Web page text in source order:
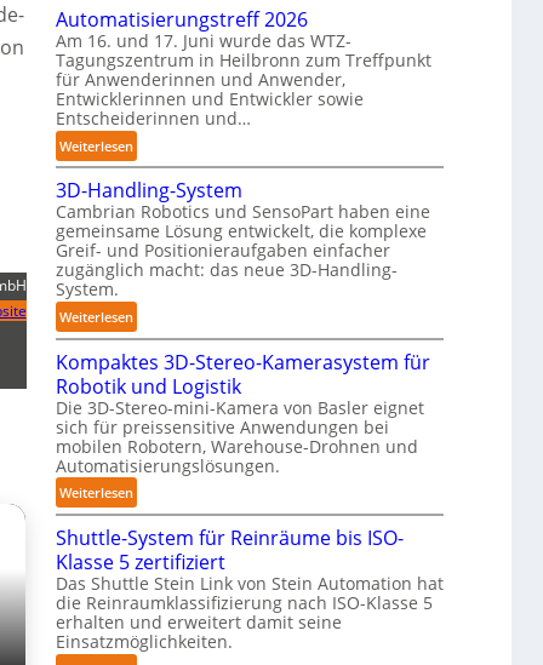
o
b
o
t
n
d
i
g
e
P
o
l
y
m
e
r
l
a
g
e
r
f
ü
r
T
a
u
c
h
r
o
b
o
Automatisierungstreff 2026
Am 16. und 17. Juni wurde das WTZ-
Tagungszentrum in Heilbronn zum Treffpunkt
für Anwenderinnen und Anwender,
Entwicklerinnen und Entwickler sowie
Entscheiderinnen und…
Weiterlesen:
A
u
t
o
m
a
t
i
i
e
r
u
n
g
s
t
r
e
f
f
2
3D-Handling-System
Cambrian Robotics und SensoPart haben eine
gemeinsame Lösung entwickelt, die komplexe
Greif- und Positionieraufgaben einfacher
zugänglich macht: das neue 3D-Handling-
System.
Weiterlesen:
3
D
-
H
a
n
d
l
n
g
-
S
y
s
Kompaktes 3D-Stereo-Kamerasystem für
Robotik und Logistik
Die 3D-Stereo-mini-Kamera von Basler eignet
sich für preissensitive Anwendungen bei
mobilen Robotern, Warehouse-Drohnen und
Automatisierungslösungen.
Weiterlesen:
K
o
m
p
a
k
t
Shuttle-System für Reinräume bis ISO-
Klasse 5 zertifiziert
Das Shuttle Stein Link von Stein Automation hat
die Reinraumklassifizierung nach ISO-Klasse 5
erhalten und erweitert damit seine
Einsatzmöglichkeiten.